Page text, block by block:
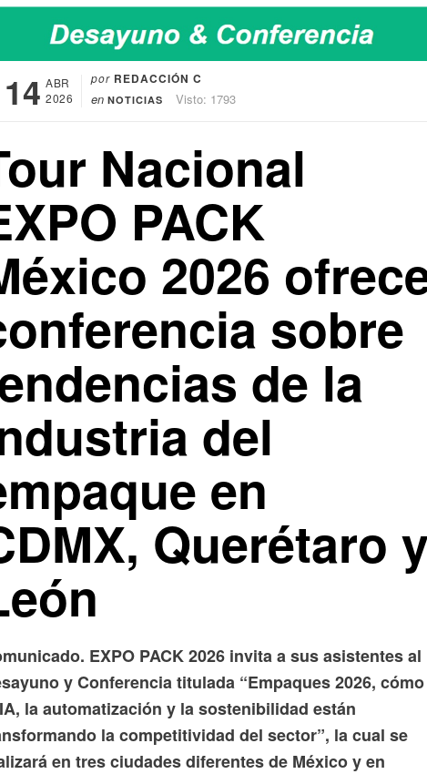
14 ABR
2026
por REDACCIÓN C
en NOTICIAS Visto: 1793
Nacional
PACK
2026
sobre
de la
del
en
Querétaro y
EXPO PACK 2026 invita a sus asistentes al
y Conferencia titulada “Empaques 2026, cómo
la automatización y la sostenibilidad están
la competitividad del sector”, la cual se
en tres ciudades diferentes de México y en